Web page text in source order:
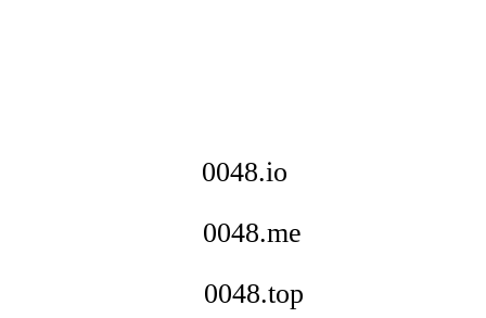
0048.io
0048.me
0048.top